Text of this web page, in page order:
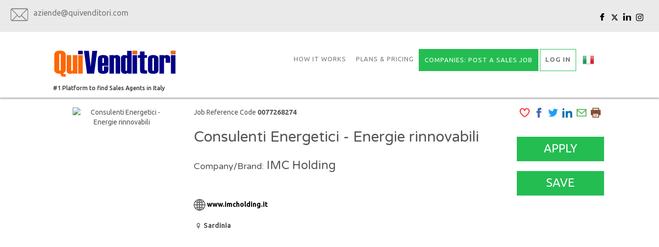
aziende@quivenditori.com
#1 Platform to find Sales Agents in Italy
HOW IT WORKS PLANS & PRICING COMPANIES: POST A SALES JOB LOG IN
Job Reference Code 0077268274
Consulenti Energetici - Energie rinnovabili
Company/Brand: IMC Holding
www.imcholding.it
Sardinia
APPLY
SAVE